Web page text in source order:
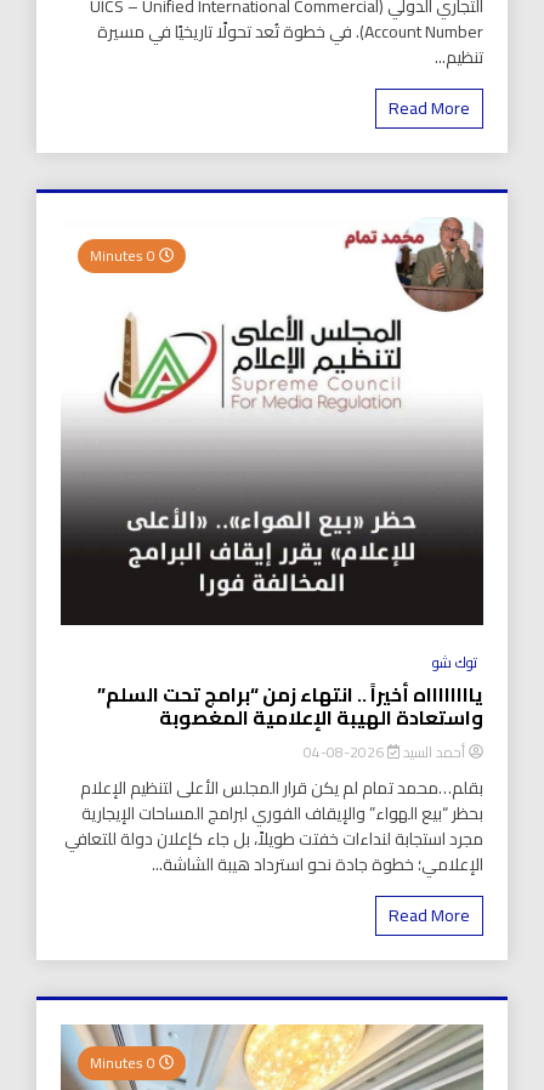
Account Number). في خطوة تُعد تحولًا تاريخيًا في مسيرة
تنظيم...
Read More
توك شو
يااااااااه أخيراً .. انتهاء زمن “برامج تحت السلم”
واستعادة الهيبة الإعلامية المغصوبة
أحمد السيد 2026-08-04
بقلم…محمد تمام لم يكن قرار المجلس الأعلى لتنظيم الإعلام
بحظر “بيع الهواء” والإيقاف الفوري لبرامج المساحات الإيجارية
مجرد استجابة لنداءات خفتت طويلاً، بل جاء كإعلان دولة للتعافي
الإعلامي؛ خطوة جادة نحو استرداد هيبة الشاشة...
Read More